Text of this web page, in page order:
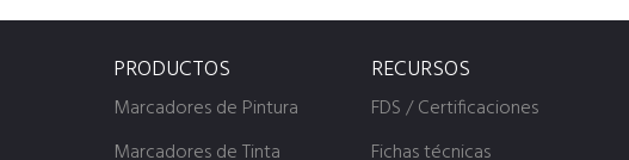
PRODUCTOS
Marcadores de Pintura
Marcadores de Tinta
RECURSOS
FDS / Certificaciones
Fichas técnicas